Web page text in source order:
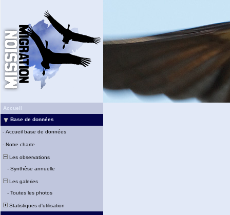
Accueil
Base de données
- Accueil base de données
- Notre charte
Les observations
- Synthèse annuelle
Les galeries
- Toutes les photos
Statistiques d'utilisation